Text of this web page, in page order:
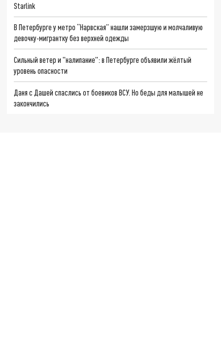
Starlink
В Петербурге у метро “Нарвская” нашли замерзшую и молчаливую
девочку-мигрантку без верхней одежды
Сильный ветер и "налипание": в Петербурге объявили жёлтый
уровень опасности
Даня с Дашей спаслись от боевиков ВСУ. Но беды для малышей не
закончились